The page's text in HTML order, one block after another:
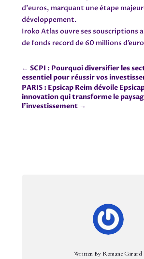
Iroko Atlas ouvre ses souscriptions
de fonds record de 60 millions
← SCPI : Pourquoi diversifier les
essentiel pour réussir vos
PARIS : Epsicap Reim dévoile
innovation qui transforme le
l'investissement→
Written By Romane Girard